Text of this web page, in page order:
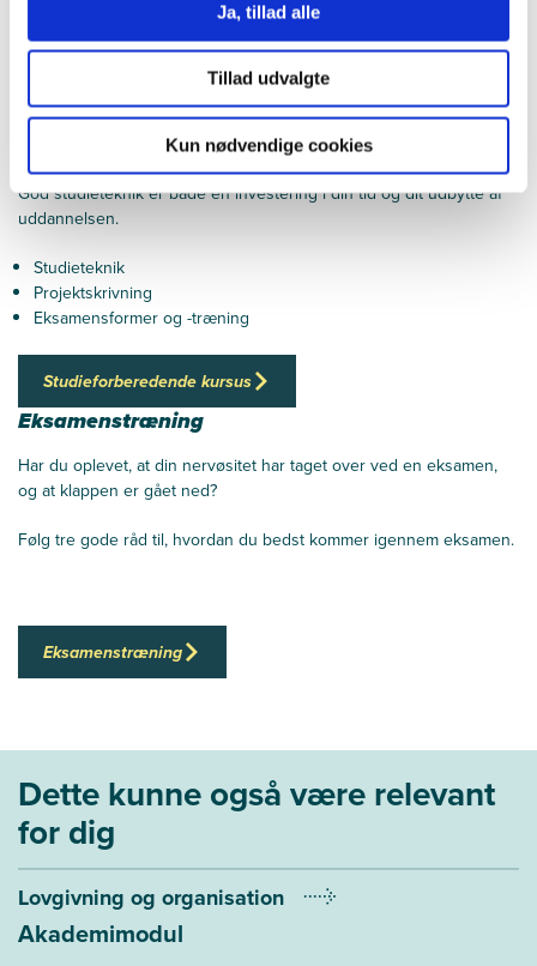
Ja, tillad alle
Tillad udvalgte
Kun nødvendige cookies
Studieforberedende kursus
God studieteknik er både en investering i din tid og dit udbytte af
uddannelsen.
Studieteknik
Projektskrivning
Eksamensformer og -træning
Studieforberedende kursus
Eksamenstræning
Har du oplevet, at din nervøsitet har taget over ved en eksamen,
og at klappen er gået ned?
Følg tre gode råd til, hvordan du bedst kommer igennem eksamen.
Eksamenstræning
Dette kunne også være relevant
for dig
Lovgivning og organisation
Akademimodul